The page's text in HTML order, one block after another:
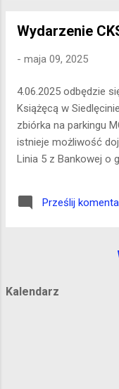
Igła
Wydarzenie
- maja 09, 2025
4.06.2025 odbędzie
Książęcą w
zbiórka na parkingu
istnieje możliwość
Linia 5 z Bankowej o
Powrót MZK 5 o
Wieża Książęca).
Formularz
Prześlij
Kalendarz